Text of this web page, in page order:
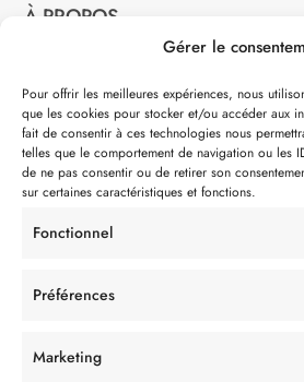
Gérer le
Pour offrir les meilleures expériences, nous
que les cookies pour stocker et/ou accéder aux
fait de consentir à ces technologies nous
telles que le comportement de navigation ou les
de ne pas consentir ou de retirer son
sur certaines caractéristiques et fonctions.
Fonctionnel
Préférences
Marketing
À PROPOS
Notre philosophie
Contact
Partenaire de: